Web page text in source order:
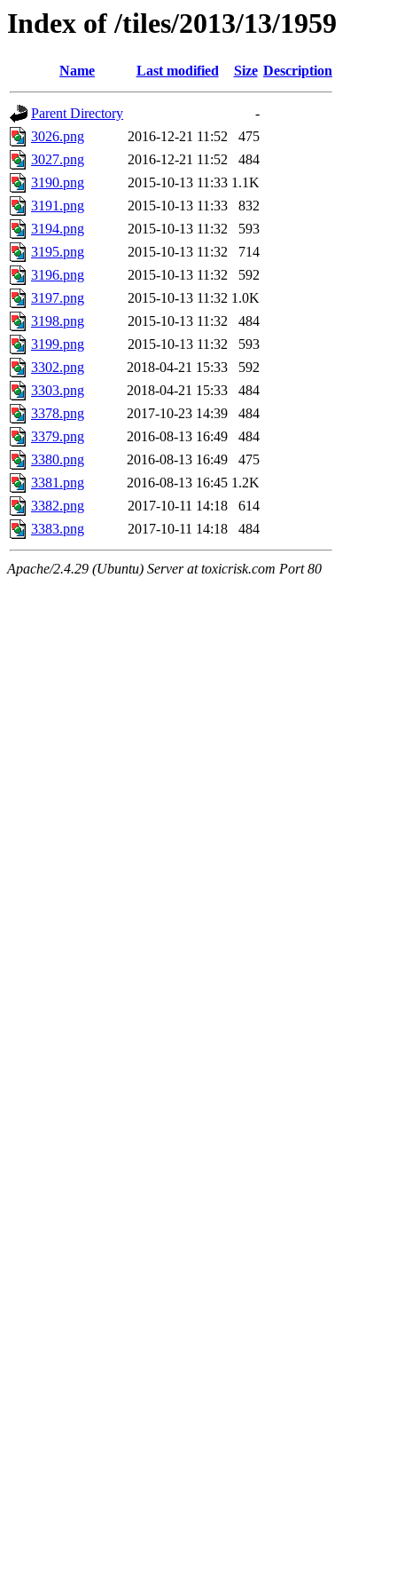
Index of /tiles/2013/13/1959
Name Last modified Size Description
Parent Directory
-
3026.png
2016-12-21 11:52
475
3027.png
2016-12-21 11:52
484
3190.png
2015-10-13 11:33 1.1K
3191.png
2015-10-13 11:33
832
3194.png
2015-10-13 11:32
593
3195.png
2015-10-13 11:32
714
3196.png
2015-10-13 11:32
592
3197.png
2015-10-13 11:32 1.0K
3198.png
2015-10-13 11:32
484
3199.png
2015-10-13 11:32
593
3302.png
2018-04-21 15:33
592
3303.png
2018-04-21 15:33
484
3378.png
2017-10-23 14:39
484
3379.png
2016-08-13 16:49
484
3380.png
2016-08-13 16:49
475
3381.png
2016-08-13 16:45 1.2K
3382.png
2017-10-11 14:18
614
3383.png
2017-10-11 14:18 484
Apache/2.4.29 (Ubuntu) Server at toxicrisk.com Port 80